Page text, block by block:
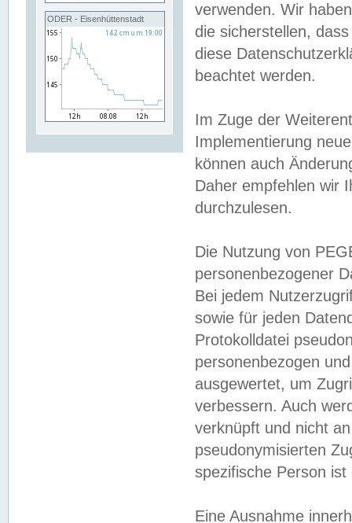
ODER - Eisenhüttenstadt
verwenden. Wir
die sicherstellen,
diese
beachtet werden.
Im Zuge der
Implementierung
können auch
Daher empfehlen wir
durchzulesen.
Die Nutzung von
personenbezogener
Bei jedem
sowie für jeden
Protokolldatei
personenbezogen
ausgewertet, um
verbessern. Auch
verknüpft und nicht
pseudonymisierten
spezifische Person
Eine Ausnahme